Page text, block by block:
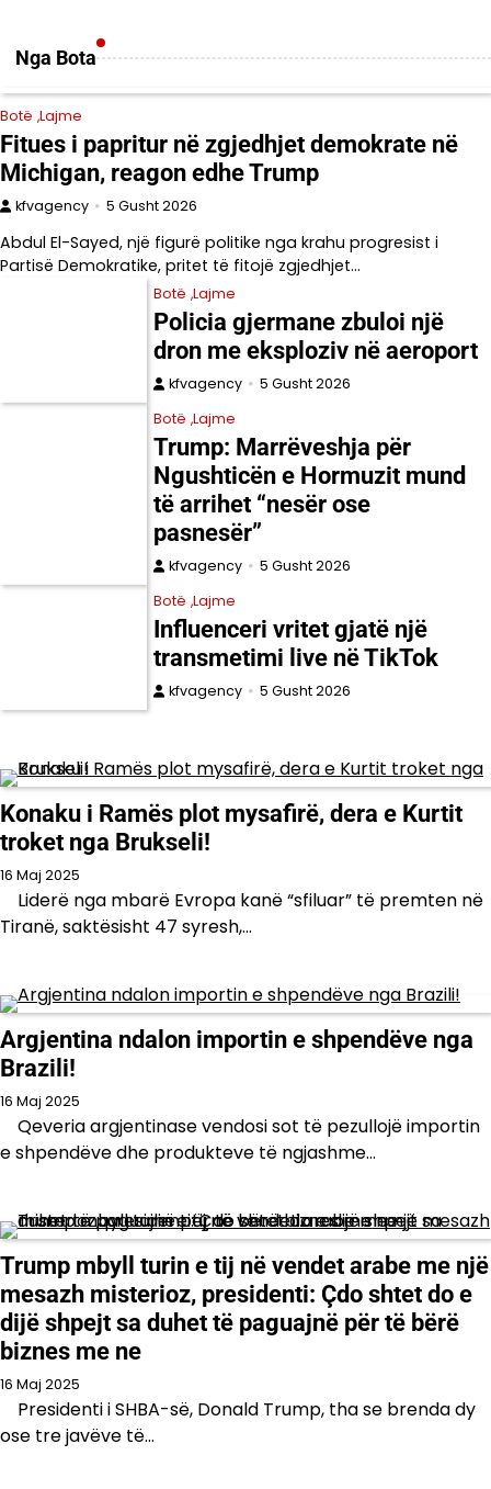
Nga Bota
Botë Lajme
Fitues i papritur në zgjedhjet demokrate në
Michigan, reagon edhe Trump
kfvagency 5 Gusht 2026
Abdul El-Sayed, një figurë politike nga krahu progresist i
Partisë Demokratike, pritet të fitojë zgjedhjet…
Botë Lajme
Policia gjermane zbuloi një
dron me eksploziv në aeroport
kfvagency
5 Gusht 2026
Botë Lajme
Trump: Marrëveshja për
Ngushticën e Hormuzit mund
të arrihet “nesër ose
pasnesër”
kfvagency
5 Gusht 2026
Botë Lajme
Influenceri vritet gjatë një
transmetimi live në TikTok
kfvagency 5 Gusht 2026
Konaku i Ramës plot mysafirë, dera e Kurtit
troket nga Brukseli!
16 Maj 2025
Liderë nga mbarë Evropa kanë “sfiluar” të premten në
Tiranë, saktësisht 47 syresh,…
Argjentina ndalon importin e shpendëve nga
Brazili!
16 Maj 2025
Qeveria argjentinase vendosi sot të pezullojë importin
e shpendëve dhe produkteve të ngjashme…
Trump mbyll turin e tij në vendet arabe me një
mesazh misterioz, presidenti: Çdo shtet do e
dijë shpejt sa duhet të paguajnë për të bërë
biznes me ne
16 Maj 2025
Presidenti i SHBA-së, Donald Trump, tha se brenda dy
ose tre javëve të…